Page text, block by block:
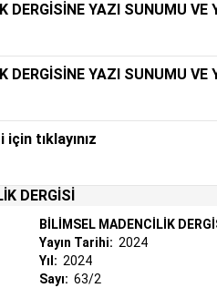
DERGİSİNE YAZI SUNUMU VE
DERGİSİNE YAZI SUNUMU VE
tıklayınız
DERGİSİ
BİLİMSEL MADENCİLİK
Yayın Tarihi: 2024
Yıl: 2024
Sayı: 63/2